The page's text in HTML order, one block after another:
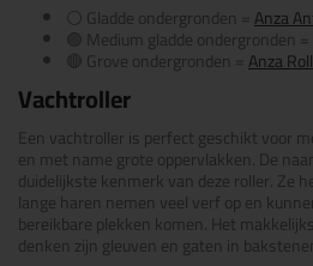
Gladde ondergronden = Anza
🟢 Medium gladde ondergronden =
🔴 Grove ondergronden = Anza
Vachtroller
Een vachtroller is perfect geschikt voor
en met name grote oppervlakken. De
duidelijkste kenmerk van deze roller. Ze
lange haren nemen veel verf op en
bereikbare plekken komen. Het
denken zijn gleuven en gaten in